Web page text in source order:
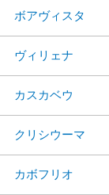
ボアヴィスタ
ヴィリェナ
カスカベウ
クリシウーマ
カボフリオ